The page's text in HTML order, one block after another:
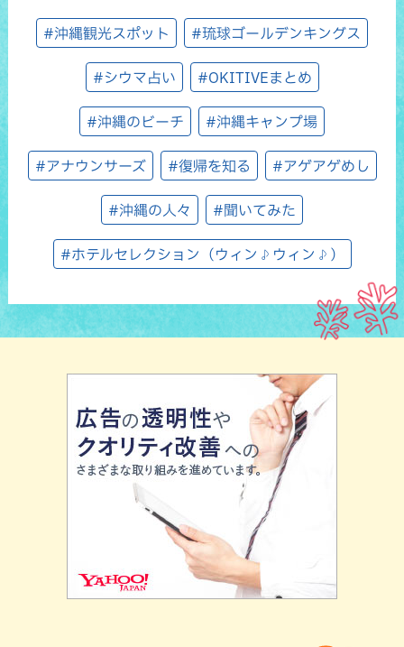
#沖縄観光スポット #琉球ゴールデンキングス
#シウマ占い #OKITIVEまとめ
#沖縄のビーチ #沖縄キャンプ場
#アナウンサーズ #復帰を知る #アゲアゲめし
#沖縄の人々 #聞いてみた
#ホテルセレクション（ウィン♪ウィン♪）